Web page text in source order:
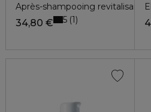
Après-shampooing revitalisant
34,80 € 5 1